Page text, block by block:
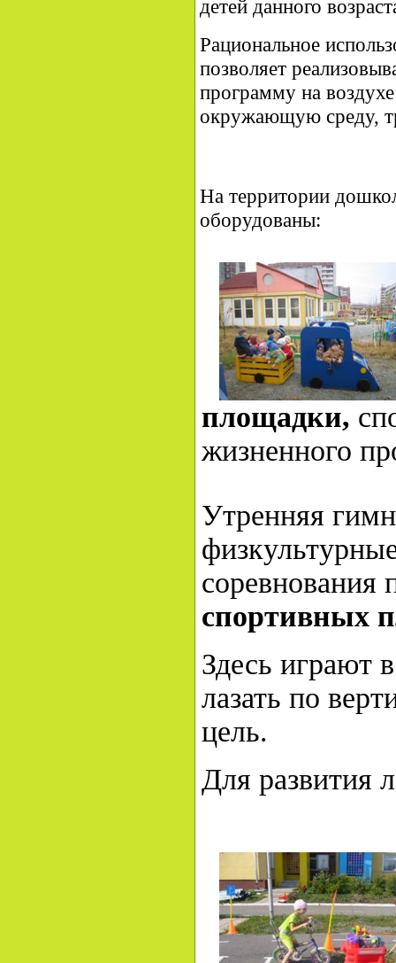
детей данного
Рациональное
позволяет
программу на
окружающую среду,
На территории
оборудованы:
площадки,
жизненного
Утренняя
соревнования
спортивных
Здесь играют
лазать по
цель.
Для развития